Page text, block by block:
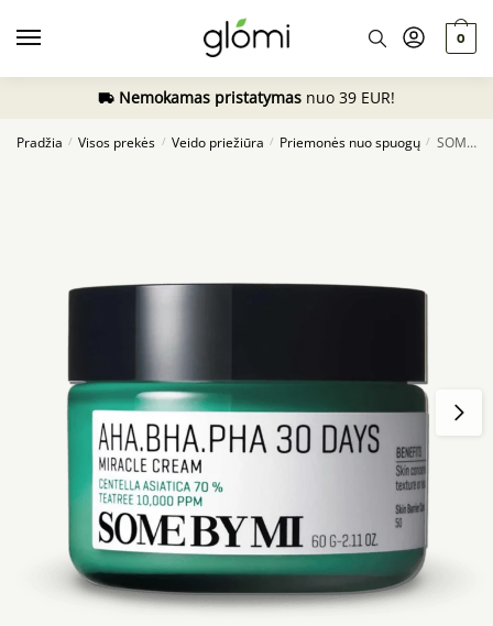
0
Nemokamas pristatymas nuo 39 EUR!
Pradžia / Visos prekės / Veido priežiūra / Priemonės nuo spuogų / SOME BY MI AHA BHA PHA 30 Days Miracle Cream, 60ml